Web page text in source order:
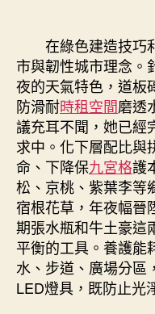
在綠色建造技巧
市與韌性城市理念。
夜的天氣特色，道板
防滑耐時租空間磨透
議充耳不聞，她已經
求中。化下層配比與
命、下降保九宮格護
松、京桃、紫葉李等
宿根花草，年夜幅晉
期張水瓶和牛土豪這
平衡的工具。養護能
水、步道、廣場分區
LED燈具，既防止光